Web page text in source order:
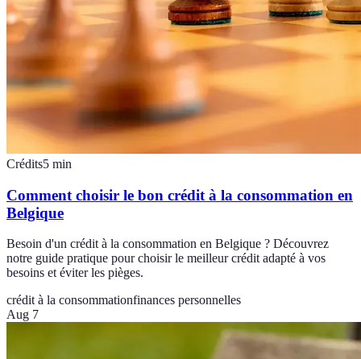
Crédits5 min
Comment choisir le bon crédit à la consommation en
Belgique
Besoin d'un crédit à la consommation en Belgique ? Découvrez
notre guide pratique pour choisir le meilleur crédit adapté à vos
besoins et éviter les pièges.
crédit à la consommationfinances personnelles
Aug 7